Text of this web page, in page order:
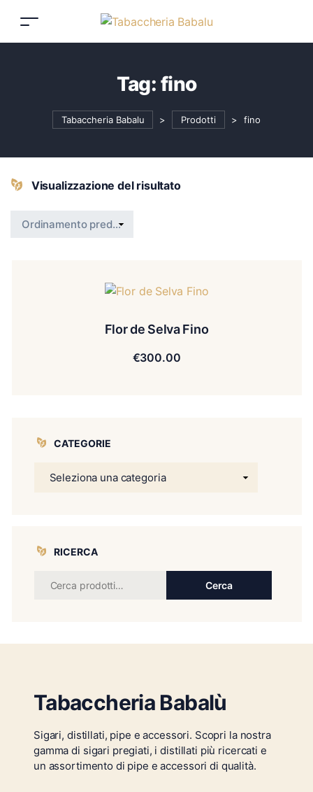
Tag: fino
Tabaccheria Babalu > Prodotti > fino
Visualizzazione del risultato
Flor de Selva Fino
€300.00
CATEGORIE
RICERCA
Cerca
Tabaccheria Babalù
Sigari, distillati, pipe e accessori. Scopri la nostra
gamma di sigari pregiati, i distillati più ricercati e
un assortimento di pipe e accessori di qualità.